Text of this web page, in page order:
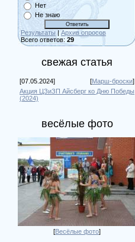
Нет
Не знаю
Результаты | Архив опросов
Всего ответов: 29
свежая статья
[07.05.2024] [Марш-броски]
Акция ЦЗиЗП Айсберг ко Дню Победы
(2024)
весёлые фото
[Весёлые фото]